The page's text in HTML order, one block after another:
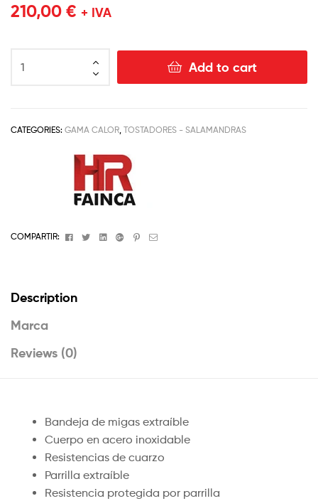
210,00 € + IVA
Add to cart
CATEGORIES: GAMA CALOR TOSTADORES - SALAMANDRAS
COMPARTIR: FacebookTwitterLinkedinGoogle+Pinterest
Email
Description
Marca
Reviews (0)
Bandeja de migas extraíble
Cuerpo en acero inoxidable
Resistencias de cuarzo
Parrilla extraíble
Resistencia protegida por parrilla